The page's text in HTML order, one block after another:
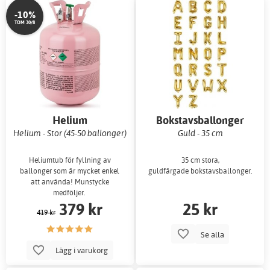
-10%
TOM 30/8
Helium
Helium - Stor (45-50 ballonger)
Heliumtub för fyllning av
ballonger som är mycket enkel
att använda! Munstycke
medföljer.
419 kr 379 kr
Lägg i varukorg
Bokstavsballonger
Guld - 35 cm
35 cm stora,
guldfärgade bokstavsballonger.
25 kr
Se alla